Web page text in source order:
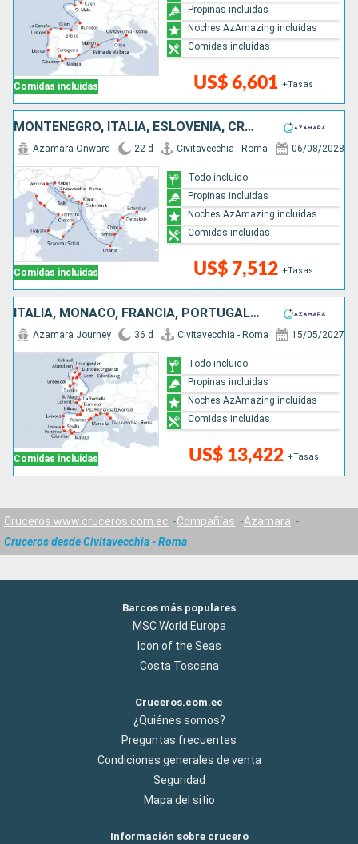
Comidas incluidas US$ 6,601 +Tasas
Propinas incluidas
Noches AzAmazing incluidas
Comidas incluidas
MONTENEGRO, ITALIA, ESLOVENIA, CROACIA, GRECIA, TURQUÍA
Comidas incluidas
Azamara Onward 22 d Civitavecchia - Roma 06/08/2028
US$ 7,512 +Tasas
Todo incluido
Propinas incluidas
Noches AzAmazing incluidas
Comidas incluidas
ITALIA, MONACO, FRANCIA, PORTUGAL, ESPAÑA, REINO UNIDO, IRLANDA
Comidas incluidas
Azamara Journey 36 d Civitavecchia - Roma 15/05/2027
US$ 13,422 +Tasas
Todo incluido
Propinas incluidas
Noches AzAmazing incluidas
Comidas incluidas
Cruceros www.cruceros.com.ec Compañías
Azamara
Cruceros desde Civitavecchia - Roma
Barcos más populares
MSC World Europa
Icon of the Seas
Costa Toscana
Cruceros.com.ec
¿Quiénes somos?
Preguntas frecuentes
Condiciones generales de venta
Seguridad
Mapa del sitio
Información sobre crucero